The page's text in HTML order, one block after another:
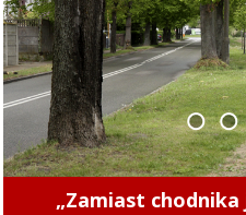
„Zamiast
1 2